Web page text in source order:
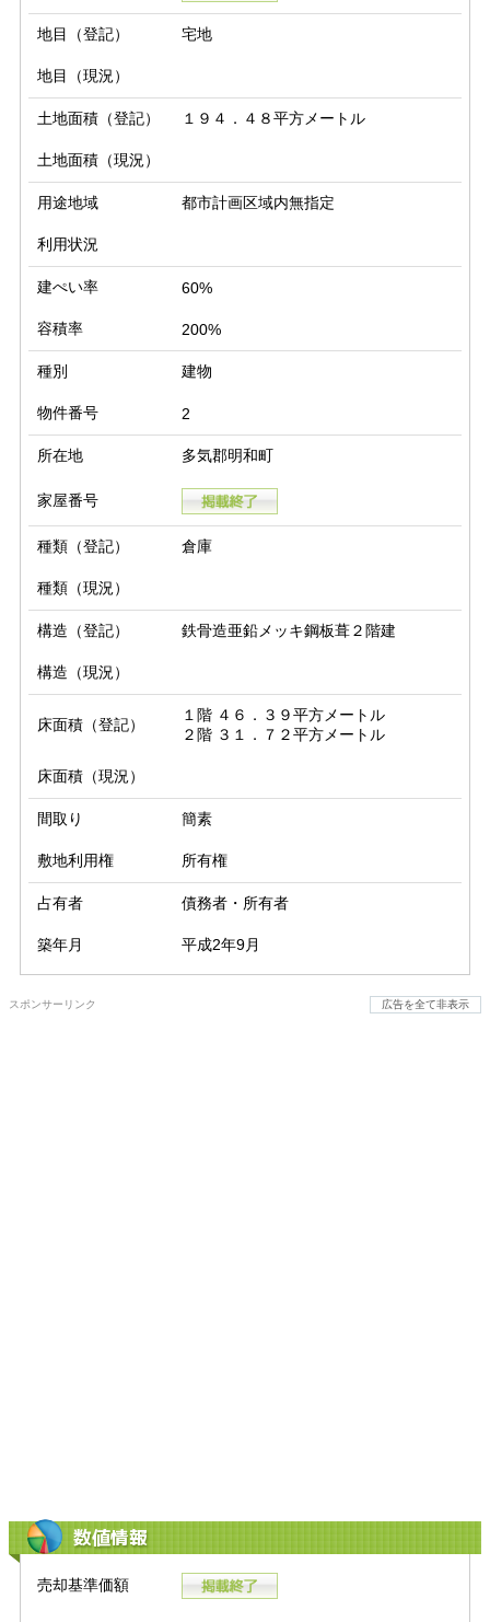
地目（登記） 宅地
地目（現況）
土地面積（登記） １９４．４８平方メートル
土地面積（現況）
用途地域 都市計画区域内無指定
利用状況
建ぺい率 60%
容積率 200%
種別 建物
物件番号 2
所在地 多気郡明和町
家屋番号
種類（登記） 倉庫
種類（現況）
構造（登記） 鉄骨造亜鉛メッキ鋼板葺２階建
構造（現況）
床面積（登記）
１階 ４６．３９平方メートル
２階 ３１．７２平方メートル
床面積（現況）
間取り 簡素
敷地利用権 所有権
占有者 債務者・所有者
築年月 平成2年9月
スポンサーリンク 広告を全て非表示
数値情報
売却基準価額